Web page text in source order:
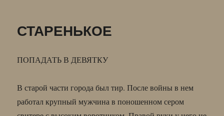
СТАРЕНЬКОЕ
ПОПАДАТЬ В ДЕВЯТКУ
В старой части города был тир. После войны в нем
работал крупный мужчина в поношенном сером